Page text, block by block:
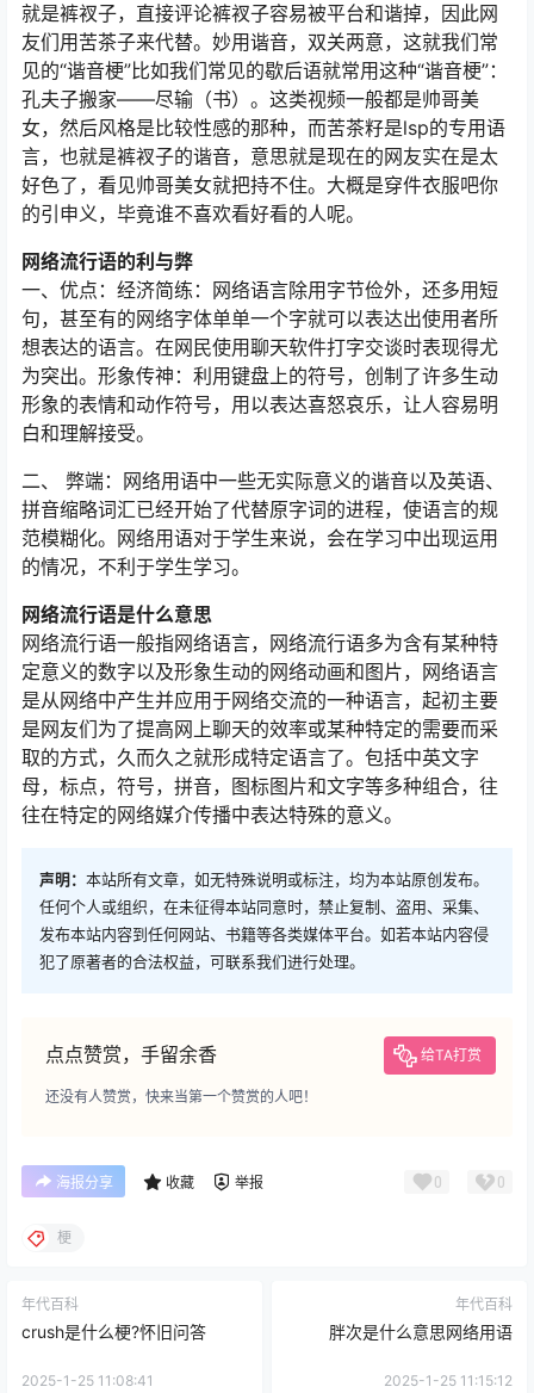
就是裤衩子，直接评论裤衩子容易被平台和谐掉，因此网
友们用苦茶子来代替。妙用谐音，双关两意，这就我们常
见的“谐音梗”比如我们常见的歇后语就常用这种“谐音梗”：
孔夫子搬家——尽输（书）。这类视频一般都是帅哥美
女，然后风格是比较性感的那种，而苦茶籽是lsp的专用语
言，也就是裤衩子的谐音，意思就是现在的网友实在是太
好色了，看见帅哥美女就把持不住。大概是穿件衣服吧你
的引申义，毕竟谁不喜欢看好看的人呢。
网络流行语的利与弊
一、优点：经济简练：网络语言除用字节俭外，还多用短
句，甚至有的网络字体单单一个字就可以表达出使用者所
想表达的语言。在网民使用聊天软件打字交谈时表现得尤
为突出。形象传神：利用键盘上的符号，创制了许多生动
形象的表情和动作符号，用以表达喜怒哀乐，让人容易明
白和理解接受。
二、 弊端：网络用语中一些无实际意义的谐音以及英语、
拼音缩略词汇已经开始了代替原字词的进程，使语言的规
范模糊化。网络用语对于学生来说，会在学习中出现运用
的情况，不利于学生学习。
网络流行语是什么意思
网络流行语一般指网络语言，网络流行语多为含有某种特
定意义的数字以及形象生动的网络动画和图片，网络语言
是从网络中产生并应用于网络交流的一种语言，起初主要
是网友们为了提高网上聊天的效率或某种特定的需要而采
取的方式，久而久之就形成特定语言了。包括中英文字
母，标点，符号，拼音，图标图片和文字等多种组合，往
往在特定的网络媒介传播中表达特殊的意义。
声明： 本站所有文章，如无特殊说明或标注，均为本站原创发布。
任何个人或组织，在未征得本站同意时，禁止复制、盗用、采集、
发布本站内容到任何网站、书籍等各类媒体平台。如若本站内容侵
犯了原著者的合法权益，可联系我们进行处理。
点点赞赏，手留余香 给TA打赏
还没有人赞赏，快来当第一个赞赏的人吧！
海报分享 收藏 举报 0 0
梗
年代百科
crush是什么梗?怀旧问答
2025-1-25 11:08:41
年代百科
胖次是什么意思网络用语
2025-1-25 11:15:12